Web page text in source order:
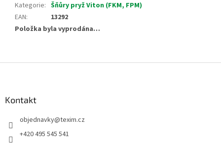
Kategorie: Šňůry pryž Viton (FKM, FPM)
EAN:
13292
Položka byla vyprodána…
Kontakt
objednavky@texim.cz
+420 495 545 541